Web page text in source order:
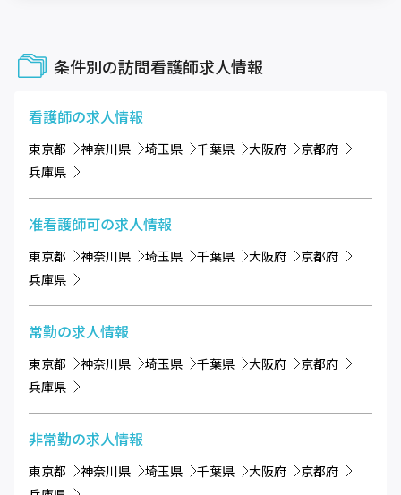
条件別の訪問看護師求人情報
看護師の求人情報
東京都 神奈川県 埼玉県 千葉県 大阪府
京都府
兵庫県
准看護師可の求人情報
東京都 神奈川県 埼玉県 千葉県 大阪府
京都府
兵庫県
常勤の求人情報
東京都 神奈川県 埼玉県 千葉県 大阪府
京都府
兵庫県
非常勤の求人情報
東京都 神奈川県 埼玉県 千葉県 大阪府
京都府